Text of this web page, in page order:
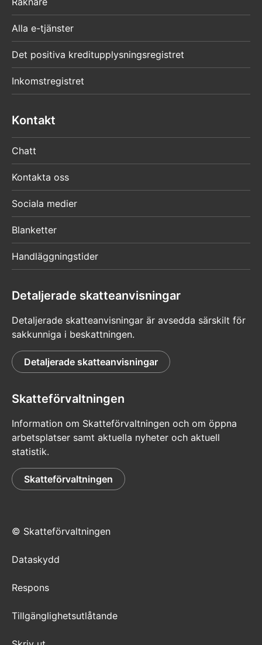
Alla e-tjänster
Det positiva kreditupplysningsregistret
Inkomstregistret
Kontakt
Chatt
Kontakta oss
Sociala medier
Blanketter
Handläggningstider
Detaljerade skatteanvisningar
Detaljerade skatteanvisningar är avsedda särskilt för
sakkunniga i beskattningen.
Detaljerade skatteanvisningar
Skatteförvaltningen
Information om Skatteförvaltningen och om öppna
arbetsplatser samt aktuella nyheter och aktuell
statistik.
Skatteförvaltningen
© Skatteförvaltningen
Dataskydd
Respons
Tillgänglighetsutlåtande